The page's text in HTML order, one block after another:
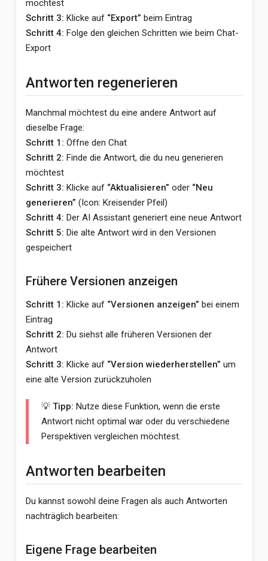
möchtest
Schritt 3: Klicke auf “Export” beim Eintrag
Schritt 4: Folge den gleichen Schritten wie beim Chat-
Export
Antworten regenerieren
Manchmal möchtest du eine andere Antwort auf
dieselbe Frage:
Schritt 1: Öffne den Chat
Schritt 2: Finde die Antwort, die du neu generieren
möchtest
Schritt 3: Klicke auf “Aktualisieren” oder “Neu
generieren” (Icon: Kreisender Pfeil)
Schritt 4: Der AI Assistant generiert eine neue Antwort
Schritt 5: Die alte Antwort wird in den Versionen
gespeichert
Frühere Versionen anzeigen
Schritt 1: Klicke auf “Versionen anzeigen” bei einem
Eintrag
Schritt 2: Du siehst alle früheren Versionen der
Antwort
Schritt 3: Klicke auf “Version wiederherstellen” um
eine alte Version zurückzuholen
💡 Tipp: Nutze diese Funktion, wenn die erste
Antwort nicht optimal war oder du verschiedene
Perspektiven vergleichen möchtest.
Antworten bearbeiten
Du kannst sowohl deine Fragen als auch Antworten
nachträglich bearbeiten:
Eigene Frage bearbeiten